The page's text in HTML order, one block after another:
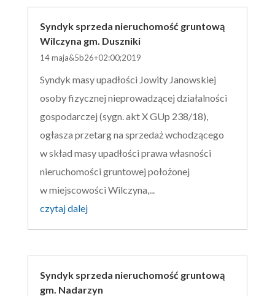
Syndyk sprzeda nieruchomość gruntową
Wilczyna gm. Duszniki
14 maja&5b26+02:00;2019
Syndyk masy upadłości Jowity Janowskiej
osoby fizycznej nieprowadzącej działalności
gospodarczej (sygn. akt X GUp 238/18),
ogłasza przetarg na sprzedaż wchodzącego
w skład masy upadłości prawa własności
nieruchomości gruntowej położonej
w miejscowości Wilczyna,...
czytaj dalej
Syndyk sprzeda nieruchomość gruntową
gm. Nadarzyn